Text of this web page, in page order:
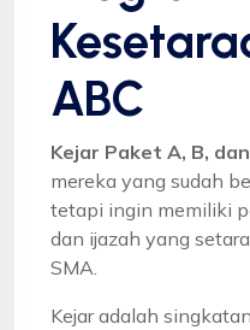
ABC
Kejar Paket A, B,
mereka yang sudah
tetapi ingin memiliki
dan ijazah yang
SMA.
Kejar adalah